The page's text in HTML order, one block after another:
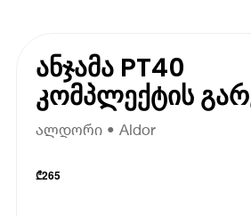
ანჯამა PT40
კომპლექტის
ალდორი • Aldor
₾265